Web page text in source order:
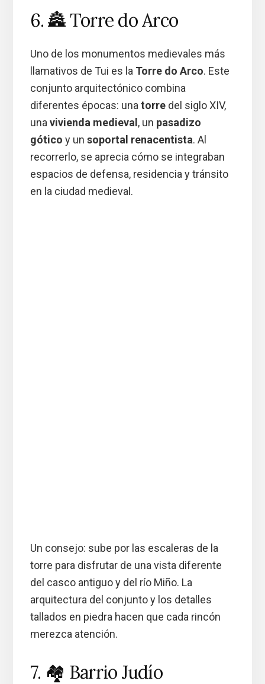
6. 🏯 Torre do Arco
Uno de los monumentos medievales más
llamativos de Tui es la Torre do Arco. Este
conjunto arquitectónico combina
diferentes épocas: una torredel siglo XIV,
una vivienda medieval, un pasadizo
gótico y un soportal renacentista. Al
recorrerlo, se aprecia cómo se integraban
espacios de defensa, residencia y tránsito
en la ciudad medieval.
Un consejo: sube por las escaleras de la
torre para disfrutar de una vista diferente
del casco antiguo y del río Miño. La
arquitectura del conjunto y los detalles
tallados en piedra hacen que cada rincón
merezca atención.
7. 🏘️ Barrio Judío